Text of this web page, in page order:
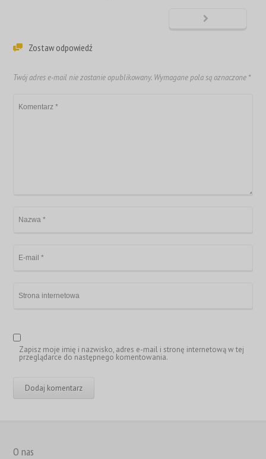
Zostaw odpowiedź
Twój adres e-mail nie zostanie opublikowany. Wymagane pola są oznaczone *
Zapisz moje imię i nazwisko, adres e-mail i stronę internetową w tej
przeglądarce do następnego komentowania.
O nas